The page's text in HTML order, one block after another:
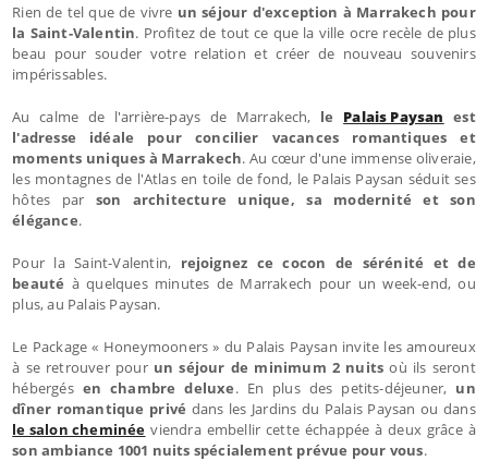
Rien de tel que de vivre un séjour d'exception à Marrakech pour
la Saint-Valentin. Profitez de tout ce que la ville ocre recèle de plus
beau pour souder votre relation et créer de nouveau souvenirs
impérissables.
Au calme de l'arrière-pays de Marrakech, le Palais Paysan est
l'adresse idéale pour concilier vacances romantiques et
moments uniques à Marrakech. Au cœur d'une immense oliveraie,
les montagnes de l'Atlas en toile de fond, le Palais Paysan séduit ses
hôtes par son architecture unique, sa modernité et son
élégance.
Pour la Saint-Valentin, rejoignez ce cocon de sérénité et de
beauté à quelques minutes de Marrakech pour un week-end, ou
plus, au Palais Paysan.
Le Package « Honeymooners » du Palais Paysan invite les amoureux
à se retrouver pour un séjour de minimum 2 nuits où ils seront
hébergés en chambre deluxe. En plus des petits-déjeuner, un
dîner romantique privé dans les Jardins du Palais Paysan ou dans
le salon cheminée viendra embellir cette échappée à deux grâce à
son ambiance 1001 nuits spécialement prévue pour vous.